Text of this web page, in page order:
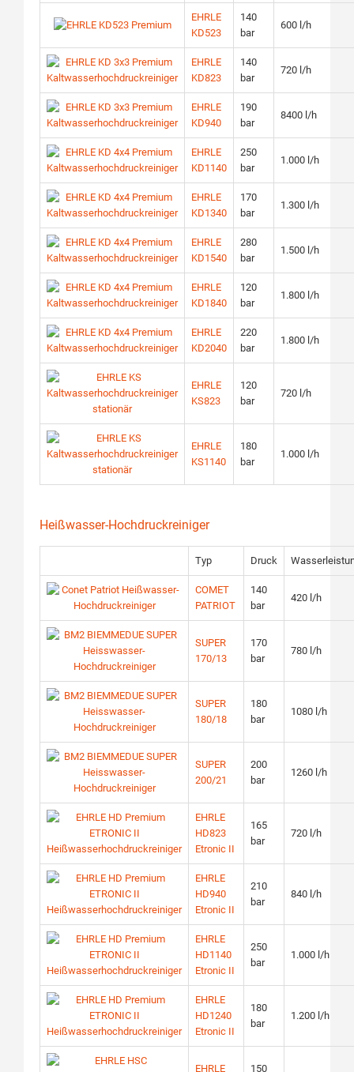
EHRLE
KD523
140
bar
600 l/h
EHRLE
KD823
140
bar
720 l/h
EHRLE
KD940
190
bar
8400 l/h
EHRLE
KD1140
250
bar
1.000 l/h
EHRLE
KD1340
170
bar
1.300 l/h
EHRLE
KD1540
280
bar
1.500 l/h
EHRLE
KD1840
120
bar
1.800 l/h
EHRLE
KD2040
220
bar
1.800 l/h
EHRLE
KS823
120
bar
720 l/h
EHRLE
KS1140
180
bar
1.000 l/h
Heißwasser-Hochdruckreiniger
Typ Druck
COMET
PATRIOT
140
bar
420 l/h
SUPER
170/13
170
bar
780 l/h
SUPER
180/18
180
bar
1080 l/h
SUPER
200/21
200
bar
1260 l/h
EHRLE
HD823
Etronic II
165
bar
720 l/h
EHRLE
HD940
Etronic II
210
bar
840 l/h
EHRLE
HD1140
Etronic II
250
bar
1.000 l/h
EHRLE
HD1240
Etronic II
180
bar
1.200 l/h
EHRLE 150